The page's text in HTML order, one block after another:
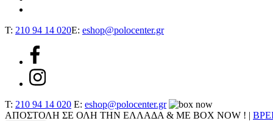
T: 210 94 14 020E: eshop@polocenter.gr
T: 210 94 14 020 E: eshop@polocenter.gr
ΑΠΟΣΤΟΛΗ ΣΕ ΟΛΗ ΤΗΝ ΕΛΛΑΔΑ & ΜΕ BOX NOW ! |